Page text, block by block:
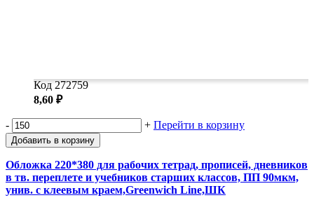
Код 272759
8,60 ₽
- + Перейти в корзину
Добавить в корзину
Обложка 220*380 для рабочих тетрад, прописей, дневников
в тв. переплете и учебников старших классов, ПП 90мкм,
унив. с клеевым краем,Greenwich Line,ШК